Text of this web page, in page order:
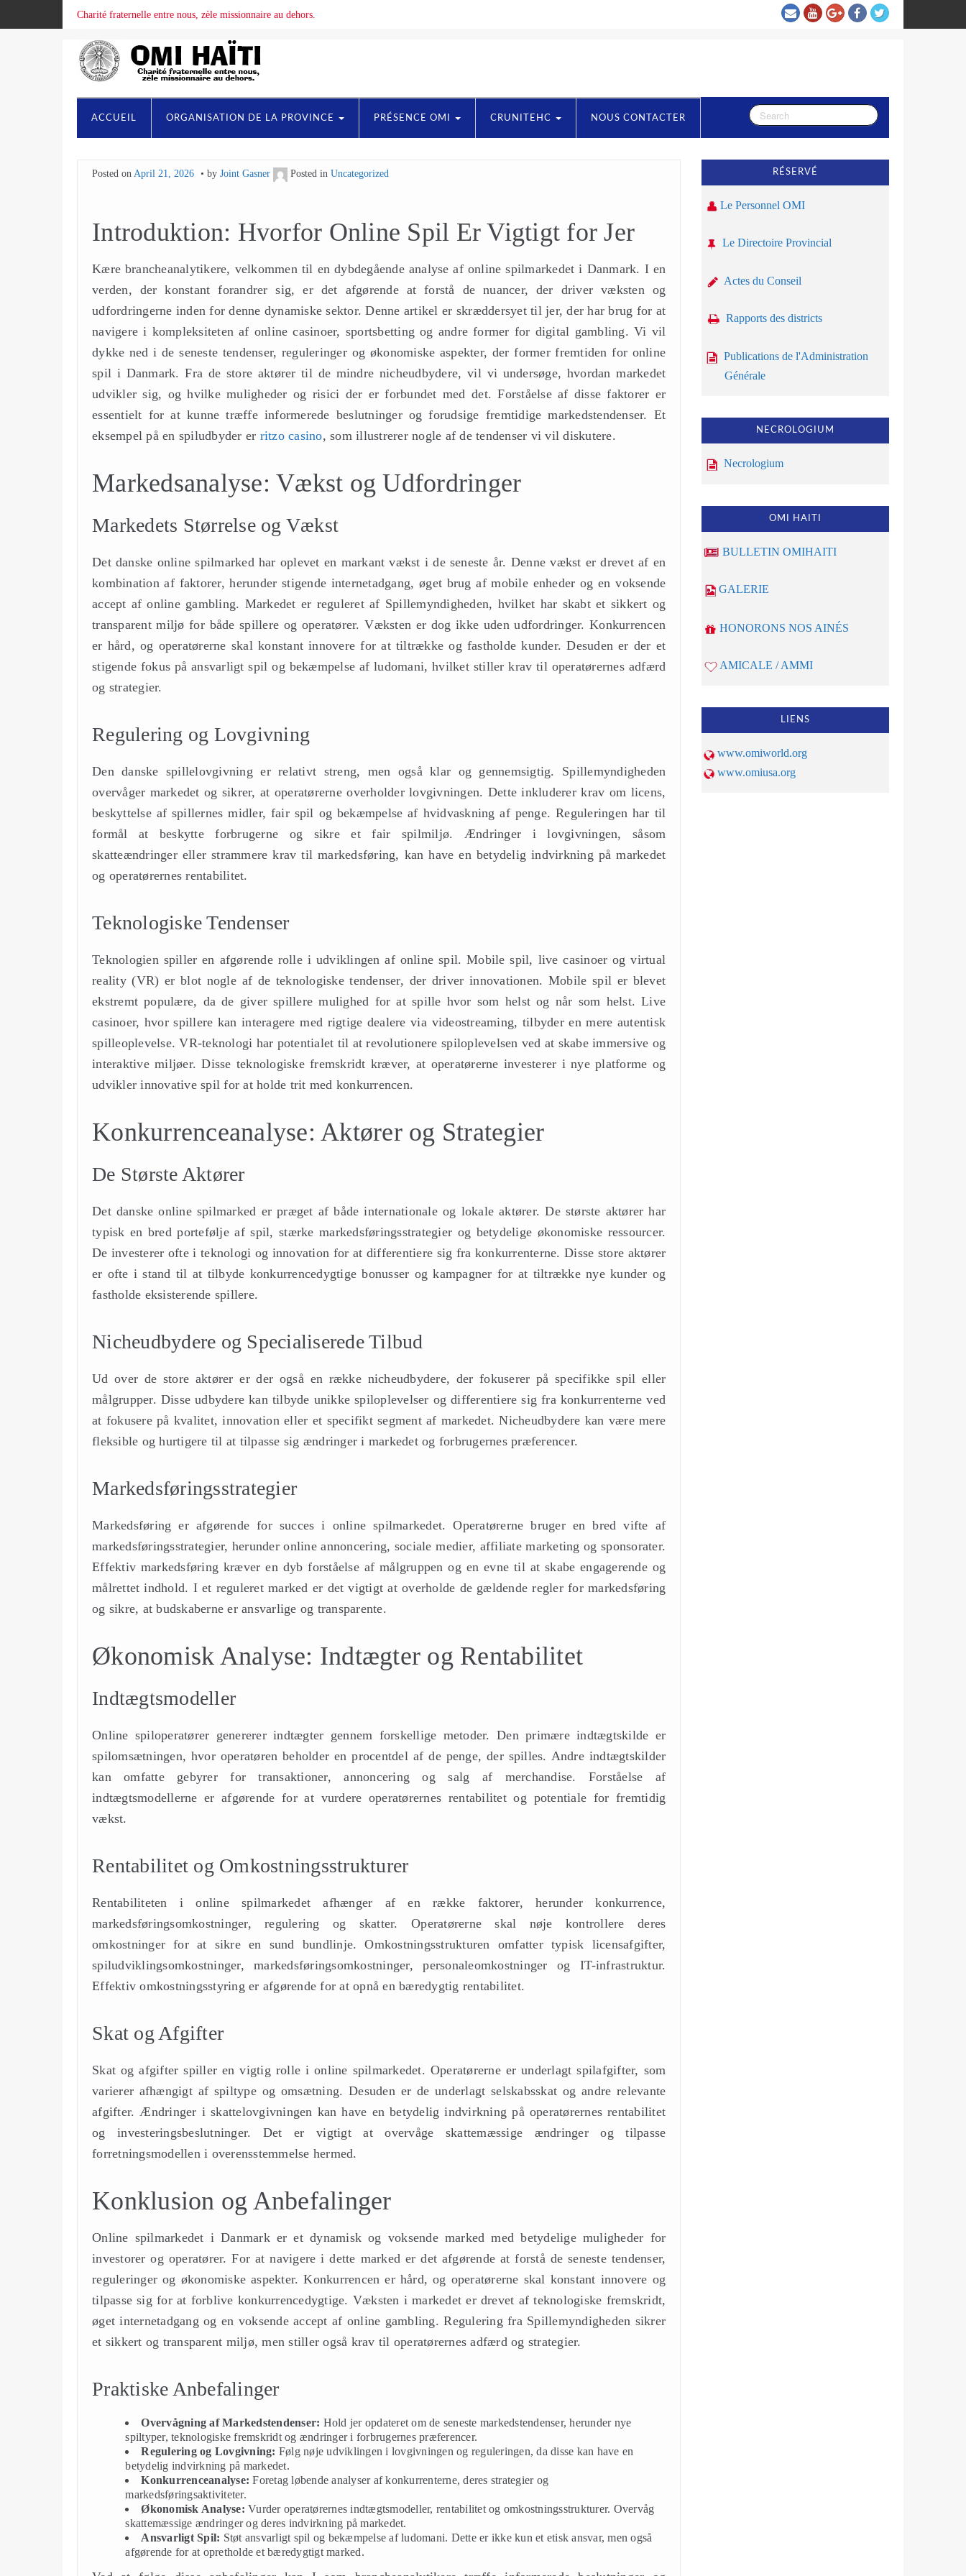
Charité fraternelle entre nous, zèle missionnaire au dehors.
ACCUEIL ORGANISATION DE LA PROVINCE PRÉSENCE OMI CRUNITEHC NOUS CONTACTER
Posted onApril 21, 2026 by Joint Gasner Posted in Uncategorized
Introduktion: Hvorfor Online Spil Er Vigtigt for Jer
Kære brancheanalytikere, velkommen til en dybdegående analyse af online spilmarkedet i Danmark. I en
verden, der konstant forandrer sig, er det afgørende at forstå de nuancer, der driver væksten og
udfordringerne inden for denne dynamiske sektor. Denne artikel er skræddersyet til jer, der har brug for at
navigere i kompleksiteten af online casinoer, sportsbetting og andre former for digital gambling. Vi vil
dykke ned i de seneste tendenser, reguleringer og økonomiske aspekter, der former fremtiden for online
spil i Danmark. Fra de store aktører til de mindre nicheudbydere, vil vi undersøge, hvordan markedet
udvikler sig, og hvilke muligheder og risici der er forbundet med det. Forståelse af disse faktorer er
essentielt for at kunne træffe informerede beslutninger og forudsige fremtidige markedstendenser. Et
eksempel på en spiludbyder er ritzo casino, som illustrerer nogle af de tendenser vi vil diskutere.
Markedsanalyse: Vækst og Udfordringer
Markedets Størrelse og Vækst
Det danske online spilmarked har oplevet en markant vækst i de seneste år. Denne vækst er drevet af en
kombination af faktorer, herunder stigende internetadgang, øget brug af mobile enheder og en voksende
accept af online gambling. Markedet er reguleret af Spillemyndigheden, hvilket har skabt et sikkert og
transparent miljø for både spillere og operatører. Væksten er dog ikke uden udfordringer. Konkurrencen
er hård, og operatørerne skal konstant innovere for at tiltrække og fastholde kunder. Desuden er der et
stigende fokus på ansvarligt spil og bekæmpelse af ludomani, hvilket stiller krav til operatørernes adfærd
og strategier.
Regulering og Lovgivning
Den danske spillelovgivning er relativt streng, men også klar og gennemsigtig. Spillemyndigheden
overvåger markedet og sikrer, at operatørerne overholder lovgivningen. Dette inkluderer krav om licens,
beskyttelse af spillernes midler, fair spil og bekæmpelse af hvidvaskning af penge. Reguleringen har til
formål at beskytte forbrugerne og sikre et fair spilmiljø. Ændringer i lovgivningen, såsom
skatteændringer eller strammere krav til markedsføring, kan have en betydelig indvirkning på markedet
og operatørernes rentabilitet.
Teknologiske Tendenser
Teknologien spiller en afgørende rolle i udviklingen af online spil. Mobile spil, live casinoer og virtual
reality (VR) er blot nogle af de teknologiske tendenser, der driver innovationen. Mobile spil er blevet
ekstremt populære, da de giver spillere mulighed for at spille hvor som helst og når som helst. Live
casinoer, hvor spillere kan interagere med rigtige dealere via videostreaming, tilbyder en mere autentisk
spilleoplevelse. VR-teknologi har potentialet til at revolutionere spiloplevelsen ved at skabe immersive og
interaktive miljøer. Disse teknologiske fremskridt kræver, at operatørerne investerer i nye platforme og
udvikler innovative spil for at holde trit med konkurrencen.
Konkurrenceanalyse: Aktører og Strategier
De Største Aktører
Det danske online spilmarked er præget af både internationale og lokale aktører. De største aktører har
typisk en bred portefølje af spil, stærke markedsføringsstrategier og betydelige økonomiske ressourcer.
De investerer ofte i teknologi og innovation for at differentiere sig fra konkurrenterne. Disse store aktører
er ofte i stand til at tilbyde konkurrencedygtige bonusser og kampagner for at tiltrække nye kunder og
fastholde eksisterende spillere.
Nicheudbydere og Specialiserede Tilbud
Ud over de store aktører er der også en række nicheudbydere, der fokuserer på specifikke spil eller
målgrupper. Disse udbydere kan tilbyde unikke spiloplevelser og differentiere sig fra konkurrenterne ved
at fokusere på kvalitet, innovation eller et specifikt segment af markedet. Nicheudbydere kan være mere
fleksible og hurtigere til at tilpasse sig ændringer i markedet og forbrugernes præferencer.
Markedsføringsstrategier
Markedsføring er afgørende for succes i online spilmarkedet. Operatørerne bruger en bred vifte af
markedsføringsstrategier, herunder online annoncering, sociale medier, affiliate marketing og sponsorater.
Effektiv markedsføring kræver en dyb forståelse af målgruppen og en evne til at skabe engagerende og
målrettet indhold. I et reguleret marked er det vigtigt at overholde de gældende regler for markedsføring
og sikre, at budskaberne er ansvarlige og transparente.
Økonomisk Analyse: Indtægter og Rentabilitet
Indtægtsmodeller
Online spiloperatører genererer indtægter gennem forskellige metoder. Den primære indtægtskilde er
spilomsætningen, hvor operatøren beholder en procentdel af de penge, der spilles. Andre indtægtskilder
kan omfatte gebyrer for transaktioner, annoncering og salg af merchandise. Forståelse af
indtægtsmodellerne er afgørende for at vurdere operatørernes rentabilitet og potentiale for fremtidig
vækst.
Rentabilitet og Omkostningsstrukturer
Rentabiliteten i online spilmarkedet afhænger af en række faktorer, herunder konkurrence,
markedsføringsomkostninger, regulering og skatter. Operatørerne skal nøje kontrollere deres
omkostninger for at sikre en sund bundlinje. Omkostningsstrukturen omfatter typisk licensafgifter,
spiludviklingsomkostninger, markedsføringsomkostninger, personaleomkostninger og IT-infrastruktur.
Effektiv omkostningsstyring er afgørende for at opnå en bæredygtig rentabilitet.
Skat og Afgifter
Skat og afgifter spiller en vigtig rolle i online spilmarkedet. Operatørerne er underlagt spilafgifter, som
varierer afhængigt af spiltype og omsætning. Desuden er de underlagt selskabsskat og andre relevante
afgifter. Ændringer i skattelovgivningen kan have en betydelig indvirkning på operatørernes rentabilitet
og investeringsbeslutninger. Det er vigtigt at overvåge skattemæssige ændringer og tilpasse
forretningsmodellen i overensstemmelse hermed.
Konklusion og Anbefalinger
Online spilmarkedet i Danmark er et dynamisk og voksende marked med betydelige muligheder for
investorer og operatører. For at navigere i dette marked er det afgørende at forstå de seneste tendenser,
reguleringer og økonomiske aspekter. Konkurrencen er hård, og operatørerne skal konstant innovere og
tilpasse sig for at forblive konkurrencedygtige. Væksten i markedet er drevet af teknologiske fremskridt,
øget internetadgang og en voksende accept af online gambling. Regulering fra Spillemyndigheden sikrer
et sikkert og transparent miljø, men stiller også krav til operatørernes adfærd og strategier.
Praktiske Anbefalinger
Overvågning af Markedstendenser: Hold jer opdateret om de seneste markedstendenser, herunder nye
spiltyper, teknologiske fremskridt og ændringer i forbrugernes præferencer.
Regulering og Lovgivning: Følg nøje udviklingen i lovgivningen og reguleringen, da disse kan have en
betydelig indvirkning på markedet.
Konkurrenceanalyse: Foretag løbende analyser af konkurrenterne, deres strategier og
markedsføringsaktiviteter.
Økonomisk Analyse: Vurder operatørernes indtægtsmodeller, rentabilitet og omkostningsstrukturer. Overvåg
skattemæssige ændringer og deres indvirkning på markedet.
Ansvarligt Spil: Støt ansvarligt spil og bekæmpelse af ludomani. Dette er ikke kun et etisk ansvar, men også
afgørende for at opretholde et bæredygtigt marked.
RÉSERVÉ
Le Personnel OMI
Le Directoire Provincial
Actes du Conseil
Rapports des districts
Publications de l'Administration
Générale
NECROLOGIUM
Necrologium
OMI HAITI
BULLETIN OMIHAITI
GALERIE
HONORONS NOS AINÉS
AMICALE / AMMI
LIENS
www.omiworld.org
www.omiusa.org